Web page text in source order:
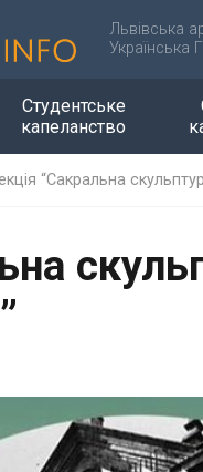
Львівська
Українська
Студентське
капеланство
“Сакральна